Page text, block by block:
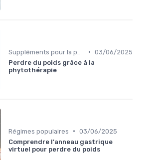
• 03/06/2025
Perdre du poids grâce à la
phytothérapie
Régimes populaires • 03/06/2025
Comprendre l'anneau gastrique
virtuel pour perdre du poids